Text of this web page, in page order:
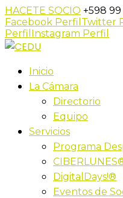
HACETE SOCIO +598
Facebook Perfil Twitter
Perfil Instagram Perfil
Inicio
La Cámara
Directorio
Equipo
Servicios
Programa
DigitalDays!®
Eventos de